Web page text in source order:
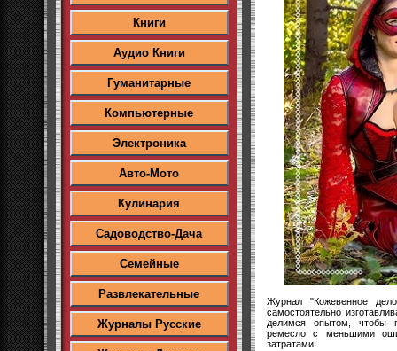
Книги
Аудио Книги
Гуманитарные
Компьютерные
Электроника
Авто-Мото
Кулинария
Садоводство-Дача
Семейные
Развлекательные
Журналы Русские
Журнал "Кожевенное
самостоятельно
делимся опытом, чтобы
ремесло с меньшими
затратами.